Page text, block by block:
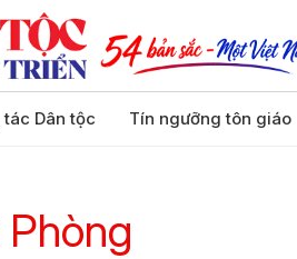
tác Dân tộc Tín ngưỡng tôn giáo